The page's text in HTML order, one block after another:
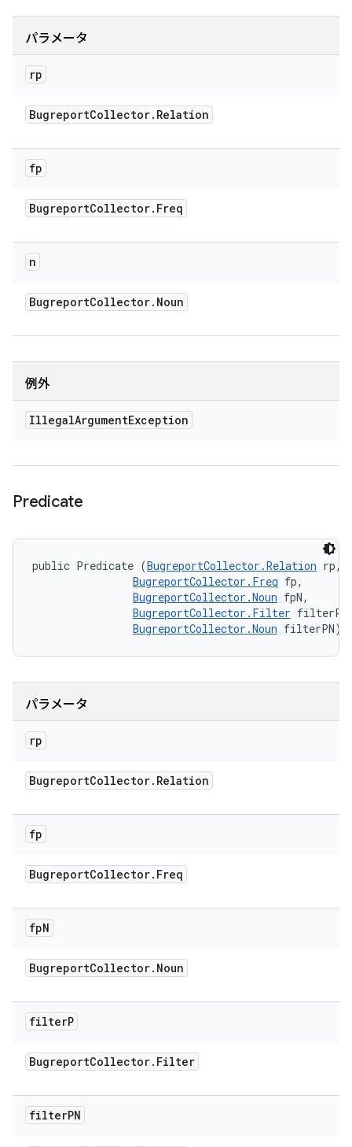
パラメータ
rp
BugreportCollector. Relation
fp
BugreportCollector. Freq
n
BugreportCollector. Noun
例外
IllegalArgumentException
Predicate
public Predicate (BugreportCollector.Relation rp,
BugreportCollector.Freq fp,
BugreportCollector.Noun fpN,
BugreportCollector.Filter
BugreportCollector.Noun filterPN)
パラメータ
rp
BugreportCollector. Relation
fp
BugreportCollector. Freq
fpN
BugreportCollector. Noun
filterP
BugreportCollector. Filter
filterPN